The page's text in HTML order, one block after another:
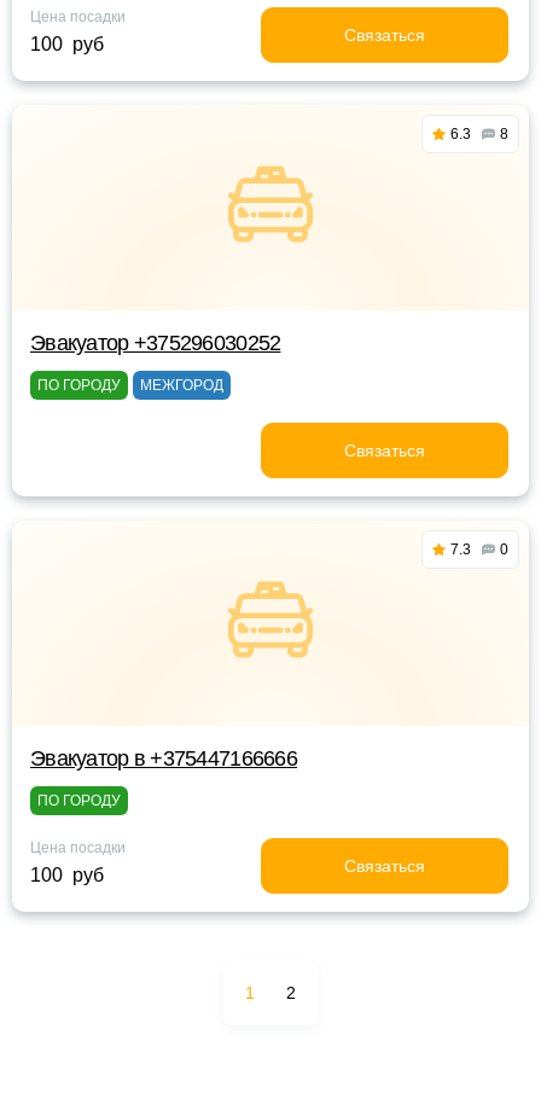
Цена посадки
100 руб Связаться
6.3 8
Эвакуатор +375296030252
ПО ГОРОДУ МЕЖГОРОД
Связаться
7.3 0
Эвакуатор в +375447166666
ПО ГОРОДУ
Цена посадки
100 руб Связаться
1 2